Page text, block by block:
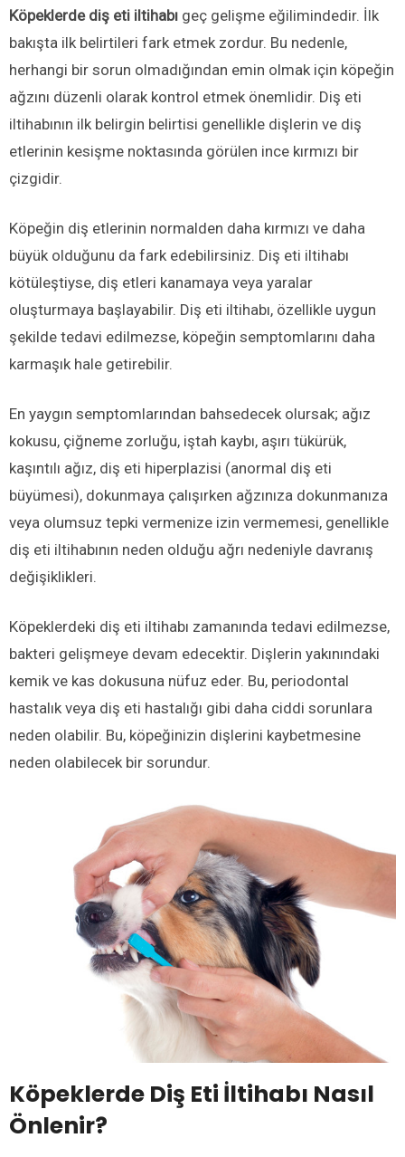
Köpeklerde diş eti iltihabı geç gelişme eğilimindedir. İlk
bakışta ilk belirtileri fark etmek zordur. Bu nedenle,
herhangi bir sorun olmadığından emin olmak için köpeğin
ağzını düzenli olarak kontrol etmek önemlidir. Diş eti
iltihabının ilk belirgin belirtisi genellikle dişlerin ve diş
etlerinin kesişme noktasında görülen ince kırmızı bir
çizgidir.
Köpeğin diş etlerinin normalden daha kırmızı ve daha
büyük olduğunu da fark edebilirsiniz. Diş eti iltihabı
kötüleştiyse, diş etleri kanamaya veya yaralar
oluşturmaya başlayabilir. Diş eti iltihabı, özellikle uygun
şekilde tedavi edilmezse, köpeğin semptomlarını daha
karmaşık hale getirebilir.
En yaygın semptomlarından bahsedecek olursak; ağız
kokusu, çiğneme zorluğu, iştah kaybı, aşırı tükürük,
kaşıntılı ağız, diş eti hiperplazisi (anormal diş eti
büyümesi), dokunmaya çalışırken ağzınıza dokunmanıza
veya olumsuz tepki vermenize izin vermemesi, genellikle
diş eti iltihabının neden olduğu ağrı nedeniyle davranış
değişiklikleri.
Köpeklerdeki diş eti iltihabı zamanında tedavi edilmezse,
bakteri gelişmeye devam edecektir. Dişlerin yakınındaki
kemik ve kas dokusuna nüfuz eder. Bu, periodontal
hastalık veya diş eti hastalığı gibi daha ciddi sorunlara
neden olabilir. Bu, köpeğinizin dişlerini kaybetmesine
neden olabilecek bir sorundur.
Köpeklerde Diş Eti İltihabı Nasıl
Önlenir?